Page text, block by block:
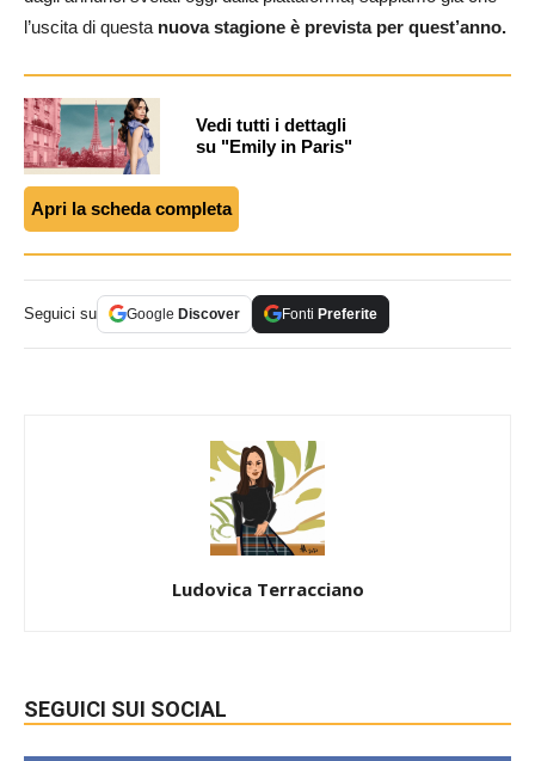
l’uscita di questa nuova stagione è prevista per quest’anno.
Vedi tutti i dettagli
su "Emily in Paris"
Apri la scheda completa
Seguici su Google Discover Fonti Preferite
Ludovica Terracciano
SEGUICI SUI SOCIAL